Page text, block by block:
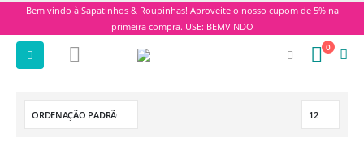
Bem vindo à Sapatinhos & Roupinhas! Aproveite o nosso cupom de 5% na
primeira compra. USE: BEMVINDO
0